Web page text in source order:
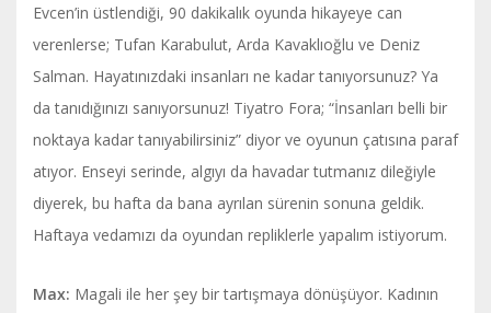
Evcen’in üstlendiği, 90 dakikalık oyunda hikayeye can
verenlerse; Tufan Karabulut, Arda Kavaklıoğlu ve Deniz
Salman. Hayatınızdaki insanları ne kadar tanıyorsunuz? Ya
da tanıdığınızı sanıyorsunuz! Tiyatro Fora; “İnsanları belli bir
noktaya kadar tanıyabilirsiniz” diyor ve oyunun çatısına paraf
atıyor. Enseyi serinde, algıyı da havadar tutmanız dileğiyle
diyerek, bu hafta da bana ayrılan sürenin sonuna geldik.
Haftaya vedamızı da oyundan repliklerle yapalım istiyorum.
Max: Magali ile her şey bir tartışmaya dönüşüyor. Kadının